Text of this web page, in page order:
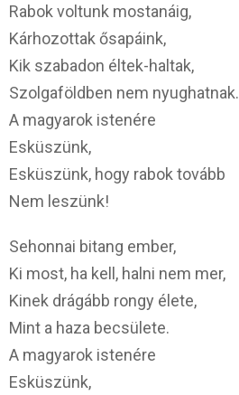
Rabok voltunk mostanáig,
Kárhozottak ősapáink,
Kik szabadon éltek-haltak,
Szolgaföldben nem nyughatnak.
A magyarok istenére
Esküszünk,
Esküszünk, hogy rabok tovább
Nem leszünk!
Sehonnai bitang ember,
Ki most, ha kell, halni nem mer,
Kinek drágább rongy élete,
Mint a haza becsülete.
A magyarok istenére
Esküszünk,